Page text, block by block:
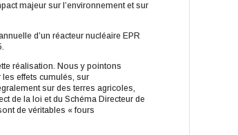
majeur sur l’environnement et sur
d’un réacteur nucléaire EPR
réalisation. Nous y pointons
effets cumulés, sur
sur des terres agricoles,
de la loi et du Schéma Directeur de
de véritables « fours